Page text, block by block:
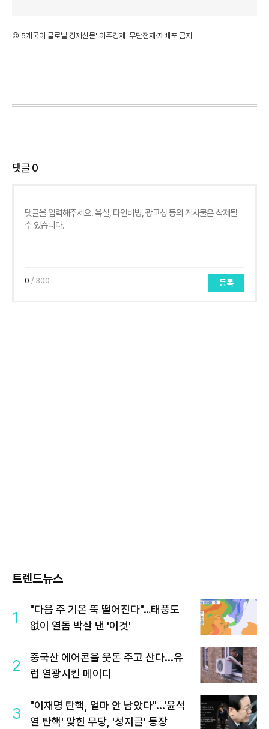
©'5개국어 글로벌 경제신문' 아주경제. 무단전재·재배포 금지
댓글0
0 / 300 등록
트렌드뉴스
1
"다음 주 기온 뚝 떨어진다"…태풍도
없이 열돔 박살 낸 '이것'
2
중국산 에어콘을 웃돈 주고 산다...유
럽 열광시킨 메이디
3
"이재명 탄핵, 얼마 안 남았다"...'윤석
열 탄핵' 맞힌 무당, '성지글' 등장